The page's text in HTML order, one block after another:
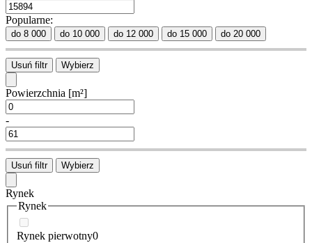
Popularne:
do 8 000 do 10 000 do 12 000 do 15 000 do 20 000
Usuń filtr Wybierz
Powierzchnia [m²]
-
Usuń filtr Wybierz
Rynek
Rynek
Rynek pierwotny0